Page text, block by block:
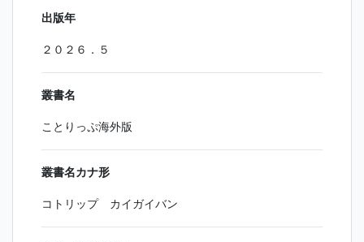
出版年
２０２６．５
叢書名
ことりっぷ海外版
叢書名カナ形
コトリップ カイガイバン